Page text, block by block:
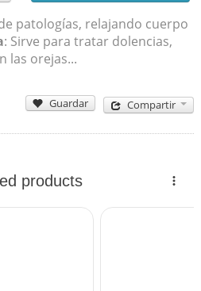
patologías, relajando cuerpo
: Sirve para tratar dolencias,
las orejas...
Guardar Compartir